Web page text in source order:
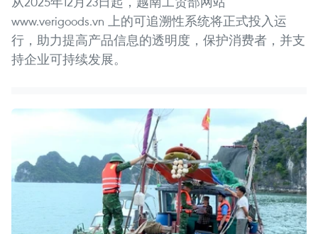
www.verigoods.vn 上的可追溯性系统将正式投入运
行，助力提高产品信息的透明度，保护消费者，并支
持企业可持续发展。